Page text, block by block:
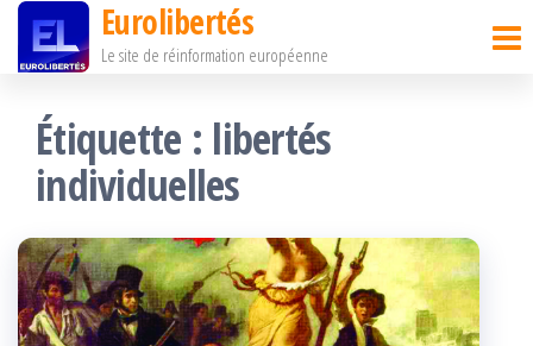
Passer
contenu
Eurolibertés
Le site de réinformation européenne
Étiquette : libertés
individuelles